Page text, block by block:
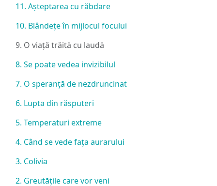
11. Așteptarea cu răbdare
10. Blândețe în mijlocul focului
9. O viață trăită cu laudă
8. Se poate vedea invizibilul
7. O speranță de nezdruncinat
6. Lupta din răsputeri
5. Temperaturi extreme
4. Când se vede fața aurarului
3. Colivia
2. Greutățile care vor veni